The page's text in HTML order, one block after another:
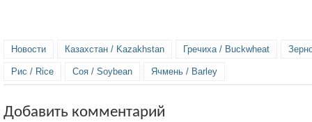
Новости Казахстан / Kazakhstan Гречиха / Buckwheat
Рис / Rice Соя / Soybean Ячмень / Barley
Добавить комментарий